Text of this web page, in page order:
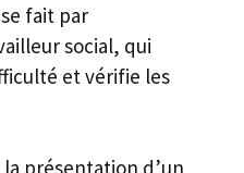
fait par
social, qui
et vérifie les